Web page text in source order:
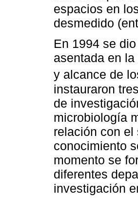
espacios en
desmedido
En 1994 se
asentada en
y alcance de
instauraron
de
microbiología
relación con el
conocimiento
momento se
diferentes
investigación